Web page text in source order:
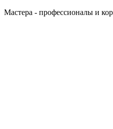
Мастера - профессионалы и